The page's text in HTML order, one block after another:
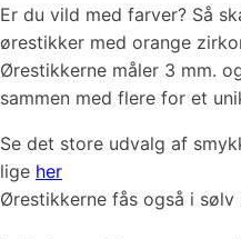
Er du vild med farver? Så
ørestikker med orange
Ørestikkerne måler 3 mm.
sammen med flere for et
Se det store udvalg af
lige her
Ørestikkerne fås også i sølv